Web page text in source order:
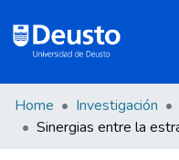
DeustoTeka
Home Investigación